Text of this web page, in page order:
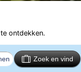
te ontdekken.
Zoek en vind